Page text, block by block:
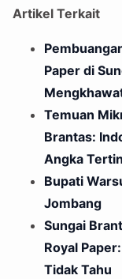
Artikel Terkait
Paper di
Temuan
Brantas:
Angka
Bupati
Jombang
Sungai
Royal
Tidak Tahu